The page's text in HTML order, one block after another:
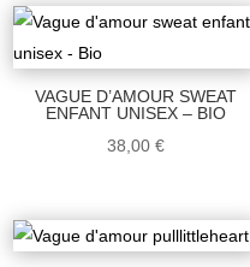
VAGUE D’AMOUR SWEAT
ENFANT UNISEX – BIO
38,00€